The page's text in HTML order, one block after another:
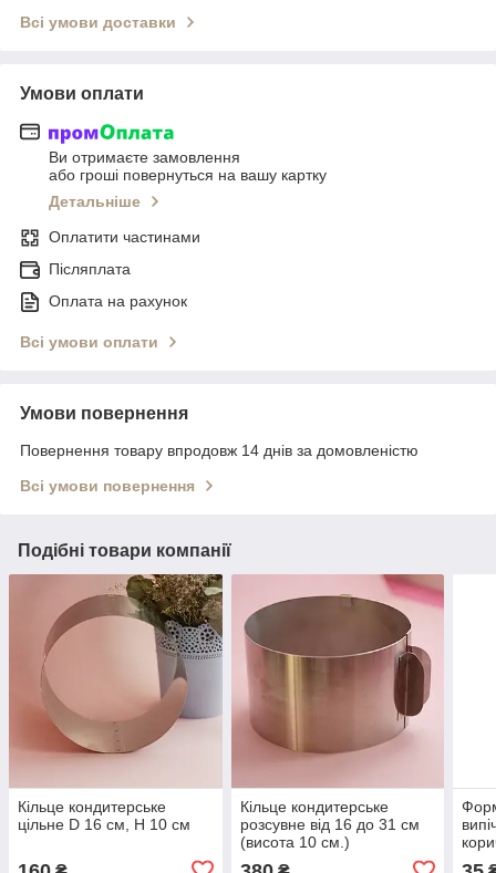
Всі умови доставки
Умови оплати
Ви отримаєте замовлення
або гроші повернуться на вашу картку
Детальніше
Оплатити частинами
Післяплата
Оплата на рахунок
Всі умови оплати
Умови повернення
Повернення товару впродовж 14 днів за домовленістю
Всі умови повернення
Подібні товари компанії
Кільце кондитерське
цільне D 16 cм, H 10 см
Кільце кондитерське
розсувне від 16 до 31 см
(висота 10 см.)